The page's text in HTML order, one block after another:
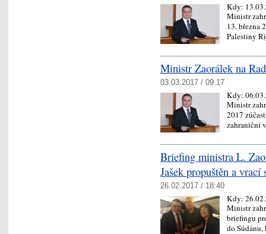
Kdy:
Ministr
13. března
Palestiny
Ministr Zaorálek na
03.03.2017 / 09:17
Kdy:
Ministr
2017
zahraniční
Briefing ministra L.
Jašek propuštěn a vrací
26.02.2017 / 18:40
Kdy:
Ministr
briefingu
do